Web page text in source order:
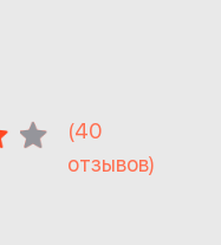
(40
отзывов)